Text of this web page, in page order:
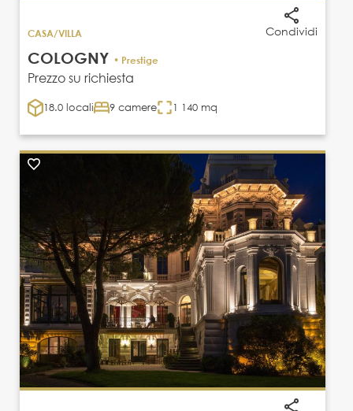
Condividi
CASA/VILLA
COLOGNY • Prestige
Prezzo su richiesta
18.0 locali 9 camere 1 140 mq